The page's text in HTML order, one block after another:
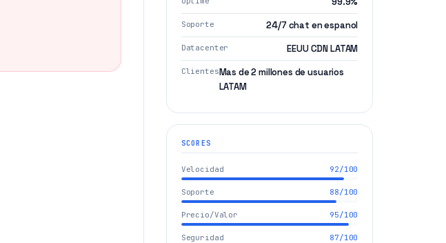
Soporte 24/7 chat en espanol
Datacenter EEUU CDN LATAM
ClientesMas de 2 millones de usuarios
LATAM
SCORES
Velocidad 92/100
Soporte 88/100
Precio/Valor 95/100
Seguridad 87/100